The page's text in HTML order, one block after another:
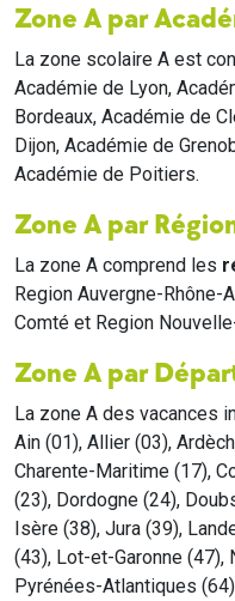
Zone A par
La zone scolaire A est
Académie de Lyon,
Bordeaux, Académie de
Dijon, Académie de
Académie de Poitiers.
Zone A par
La zone A comprend les
Region Auvergne-Rhône-
Comté et Region
Zone A par
La zone A des vacances
Ain (01), Allier (03),
Charente-Maritime (17),
(23), Dordogne (24),
Isère (38), Jura (39),
(43), Lot-et-Garonne (47),
Pyrénées-Atlantiques